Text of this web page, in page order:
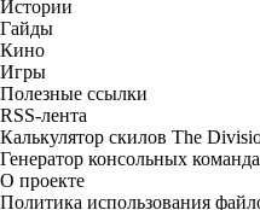
Истории
Гайды
Кино
Игры
Полезные ссылки
RSS-лента
Калькулятор скилов The
Генератор консольных
О проекте
Политика использования